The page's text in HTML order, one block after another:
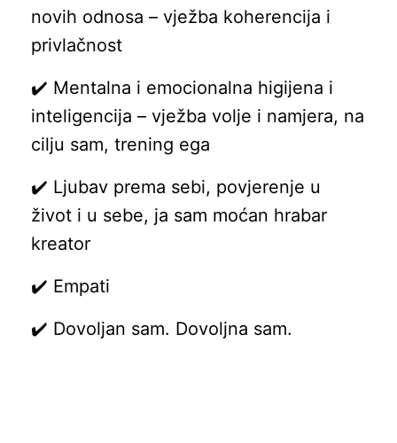
novih odnosa – vježba koherencija i
privlačnost
✔️ Mentalna i emocionalna higijena i
inteligencija – vježba volje i namjera, na
cilju sam, trening ega
✔️ Ljubav prema sebi, povjerenje u
život i u sebe, ja sam moćan hrabar
kreator
✔️ Empati
✔️ Dovoljan sam. Dovoljna sam.